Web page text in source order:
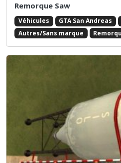
Remorque Saw
Véhicules GTA San Andreas
Autres/Sans marque